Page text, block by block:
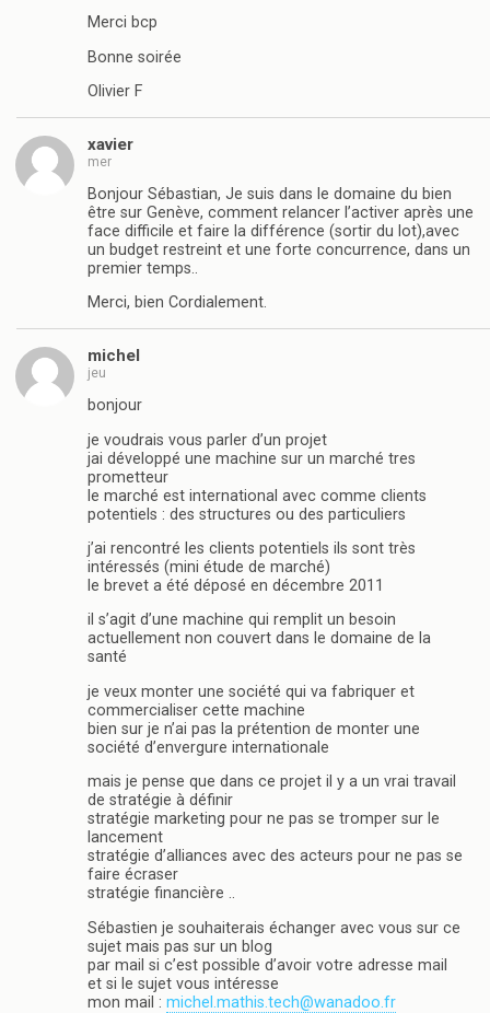
Merci bcp
Bonne soirée
Olivier F
xavier
mer
Bonjour Sébastian, Je suis dans le domaine du bien
être sur Genève, comment relancer l’activer après une
face difficile et faire la différence (sortir du lot),avec
un budget restreint et une forte concurrence, dans un
premier temps..
Merci, bien Cordialement.
michel
jeu
bonjour
je voudrais vous parler d’un projet
jai développé une machine sur un marché tres
prometteur
le marché est international avec comme clients
potentiels : des structures ou des particuliers
j’ai rencontré les clients potentiels ils sont très
intéressés (mini étude de marché)
le brevet a été déposé en décembre 2011
il s’agit d’une machine qui remplit un besoin
actuellement non couvert dans le domaine de la
santé
je veux monter une société qui va fabriquer et
commercialiser cette machine
bien sur je n’ai pas la prétention de monter une
société d’envergure internationale
mais je pense que dans ce projet il y a un vrai travail
de stratégie à définir
stratégie marketing pour ne pas se tromper sur le
lancement
stratégie d’alliances avec des acteurs pour ne pas se
faire écraser
stratégie financière ..
Sébastien je souhaiterais échanger avec vous sur ce
sujet mais pas sur un blog
par mail si c’est possible d’avoir votre adresse mail
et si le sujet vous intéresse
mon mail : michel.mathis.tech@wanadoo.fr